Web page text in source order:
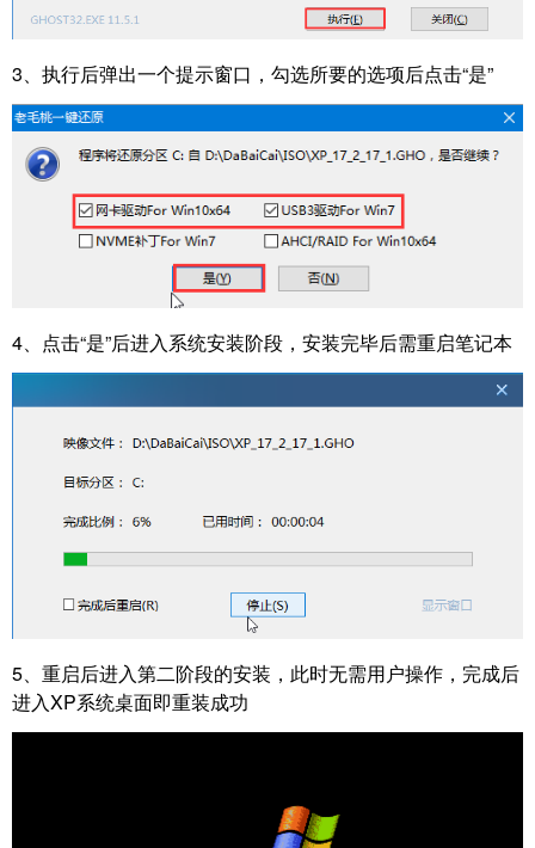
3、执行后弹出一个提示窗口，勾选所要的选项后点击“是”
4、点击“是”后进入系统安装阶段，安装完毕后需重启笔记本
5、重启后进入第二阶段的安装，此时无需用户操作，完成后
进入XP系统桌面即重装成功